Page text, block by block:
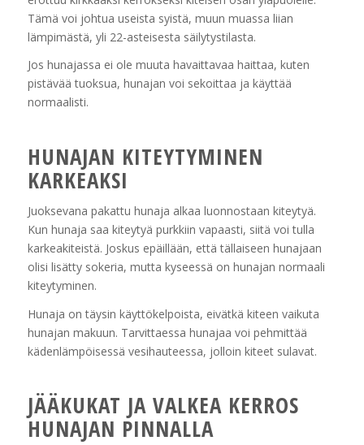
Tämä voi johtua useista syistä, muun muassa liian
lämpimästä, yli 22-asteisesta säilytystilasta.
Jos hunajassa ei ole muuta havaittavaa haittaa, kuten
pistävää tuoksua, hunajan voi sekoittaa ja käyttää
normaalisti.
HUNAJAN KITEYTYMINEN
KARKEAKSI
Juoksevana pakattu hunaja alkaa luonnostaan kiteytyä.
Kun hunaja saa kiteytyä purkkiin vapaasti, siitä voi tulla
karkeakiteistä. Joskus epäillään, että tällaiseen hunajaan
olisi lisätty sokeria, mutta kyseessä on hunajan normaali
kiteytyminen.
Hunaja on täysin käyttökelpoista, eivätkä kiteen vaikuta
hunajan makuun. Tarvittaessa hunajaa voi pehmittää
kädenlämpöisessä vesihauteessa, jolloin kiteet sulavat.
JÄÄKUKAT JA VALKEA KERROS
HUNAJAN PINNALLA